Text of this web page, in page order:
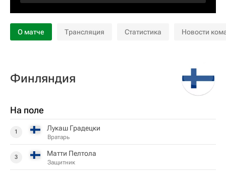
О матче Трансляция Статистика Новости
Финляндия
На поле
1 Лукаш Градецки
Вратарь
3 Матти Пелтола
Защитник